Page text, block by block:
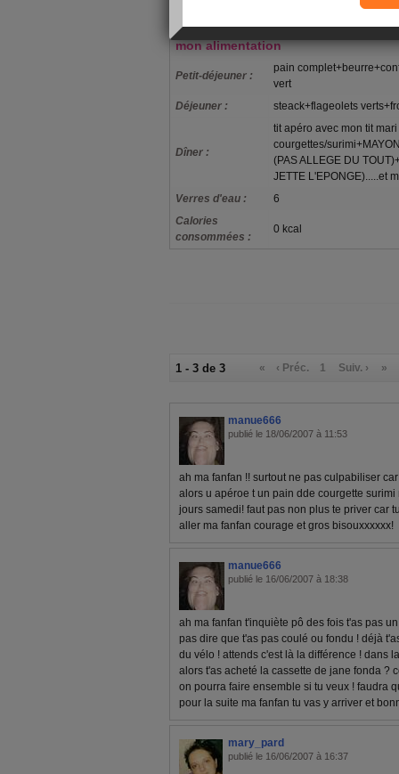
mon alimentation
Petit-déjeuner :
pain
vert
Déjeuner :
steack+flageolets
Dîner :
tit apéro avec mon tit
courgettes/
(PAS ALLEGE DU
JETTE L'EPONGE).....et
Verres d'eau :
6
Calories
consommées :
0 kcal
1 - 3 de 3 « ‹ Préc. 1 Suiv. › »
manue666
publié le 18/06/2007 à 11:53
ah ma fanfan !! surtout ne pas culpabiliser
alors u apéroe t un pain dde courgette
jours samedi! faut pas non plus te priver car
aller ma fanfan courage et gros bisouxxxxxx!
manue666
publié le 16/06/2007 à 18:38
ah ma fanfan t'inquiète pô des fois t'as pas
pas dire que t'as pas coulé ou fondu ! déjà
du vélo ! attends c'est là la différence ! dans
alors t'as acheté la cassette de jane fonda ?
on pourra faire ensemble si tu veux ! faudra
pour la suite ma fanfan tu vas y arriver et
mary_pard
publié le 16/06/2007 à 16:37